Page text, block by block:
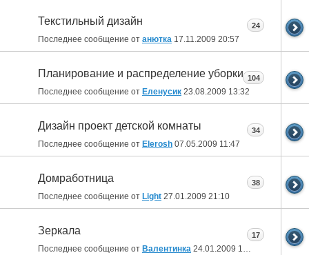
Текстильный дизайн
Последнее сообщение от анютка 17.11.2009 20:57
24
Планирование и распределение уборки
Последнее сообщение от Еленусик 23.08.2009 13:32
104
Дизайн проект детской комнаты
Последнее сообщение от Elerosh 07.05.2009 11:47
34
Домработница
Последнее сообщение от Light 27.01.2009 21:10
38
Зеркала
Последнее сообщение от Валентинка 24.01.2009 12:02
17